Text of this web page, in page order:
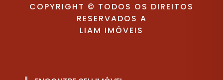
COPYRIGHT © TODOS OS DIREITOS
RESERVADOS A
LIAM IMÓVEIS